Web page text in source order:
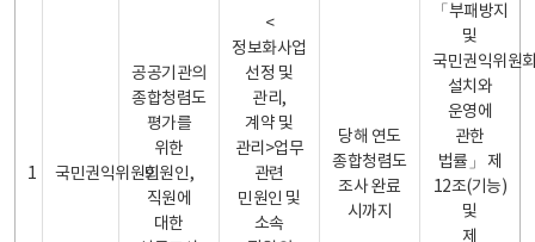
1 국민권익위원회
공공기관의
종합청렴도
평가를
위한
민원인,
직원에
대한
<
정보화사업
선정 및
관리,
계약 및
관리>업무
관련
민원인 및
소속
당해 연도
종합청렴도
조사 완료
시까지
「부패방지
및
국민권익위원
설치와
운영에
관한
법률」 제
12조(기능)
및
제